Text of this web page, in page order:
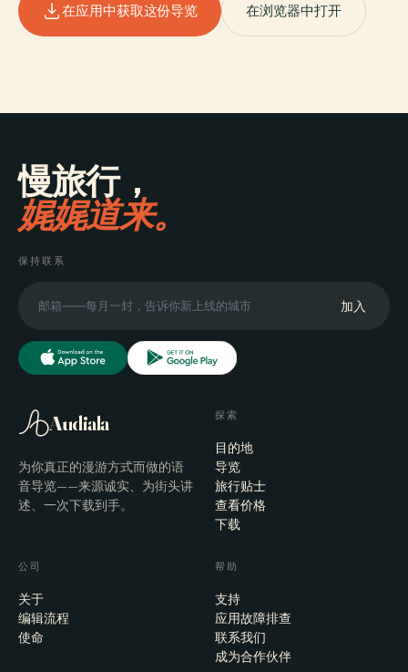
在应用中获取这份导览 在浏览器中打开
慢旅行，
娓娓道来。
保持联系
加入
Audiala
为你真正的漫游方式而做的语
音导览——来源诚实、为街头讲
述、一次下载到手。
探索
目的地
导览
旅行贴士
查看价格
下载
公司
关于
编辑流程
使命
帮助
支持
应用故障排查
联系我们
成为合作伙伴